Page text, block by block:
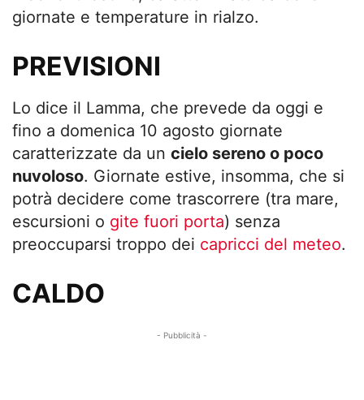
giornate e temperature in rialzo.
PREVISIONI
Lo dice il Lamma, che prevede da oggi e
fino a domenica 10 agosto giornate
caratterizzate da un cielo sereno o poco
nuvoloso. Giornate estive, insomma, che si
potrà decidere come trascorrere (tra mare,
escursioni o gite fuori porta) senza
preoccuparsi troppo dei capricci del meteo.
CALDO
- Pubblicità -